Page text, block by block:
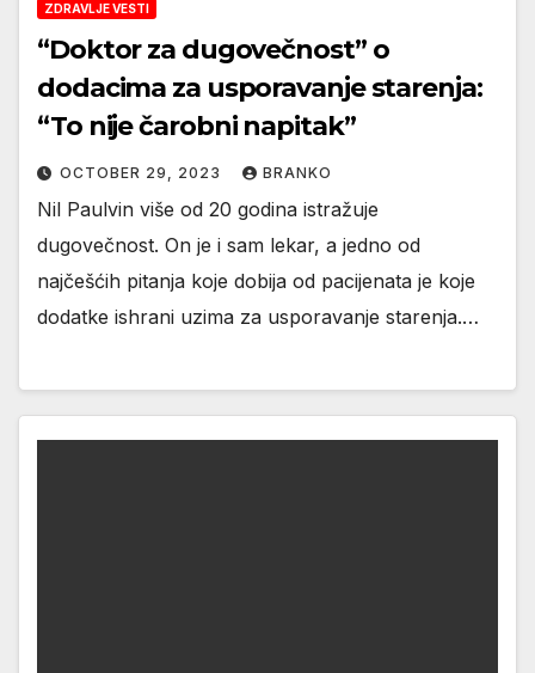
ZDRAVLJE VESTI
“Doktor za dugovečnost” o
dodacima za usporavanje starenja:
“To nije čarobni napitak”
OCTOBER 29, 2023 BRANKO
Nil Paulvin više od 20 godina istražuje
dugovečnost. On je i sam lekar, a jedno od
najčešćih pitanja koje dobija od pacijenata je koje
dodatke ishrani uzima za usporavanje starenja.…